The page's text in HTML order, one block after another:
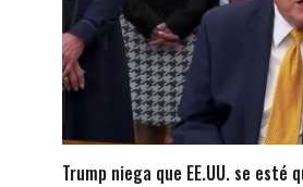
Trump niega que EE.UU. se esté